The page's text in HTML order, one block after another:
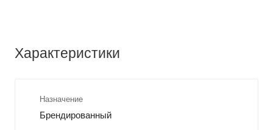
Характеристики
Назначение
Брендированный